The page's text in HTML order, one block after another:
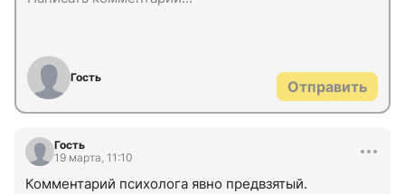
Гость
Отправить
Гость
19 марта, 11:10
Комментарий психолога явно предвзятый.